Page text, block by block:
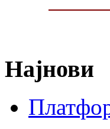
Најнови